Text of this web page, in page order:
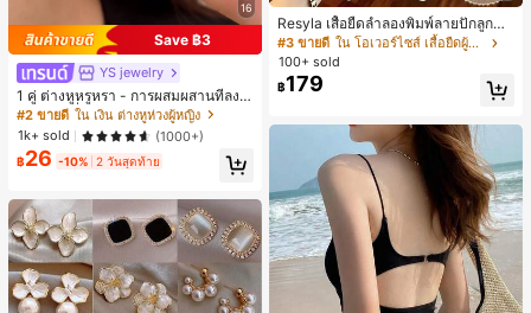
16
Save ฿3
YS jewelry
1 คู่ ต่างหูหรูหรา - การผสมผสานที่ลงตั
วของแฟชั่นและความซับซ้อน, ดีไซน์ส
องชั้น, เหมาะสำหรับสุภาพสตรีและนักเ
รียน, ต่างหูทองแดงฝังไมโคร
#2 ขายดี ใน เงิน ต่างหูห่วงผู้หญิง
1k+ sold
(1000+)
฿26 -10% 2 วันสุดท้าย
Resyla เสื้อยืดลำลองพิมพ์ลายปักลูกปัด
รูปโบว์ขนาดใหญ่สำหรับผู้หญิง
#3 ขายดี
ใน โอเวอร์ไซส์ เสื้อยืดผู้หญิง
100+ sold
฿179